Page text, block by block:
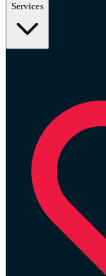
Services